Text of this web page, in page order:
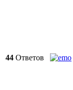
44 Ответов